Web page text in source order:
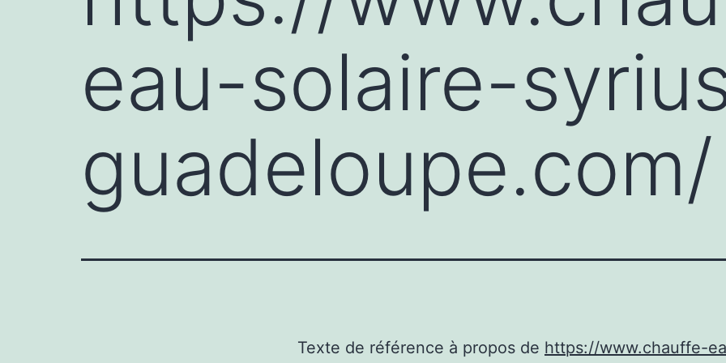
eau-solaire-
guadeloupe.com/
Texte de référence à propos de https://www.chauffe-